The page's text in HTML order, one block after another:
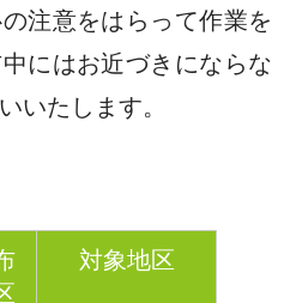
注意をはらって作業を
にはお近づきにならな
いたします。
対象地区